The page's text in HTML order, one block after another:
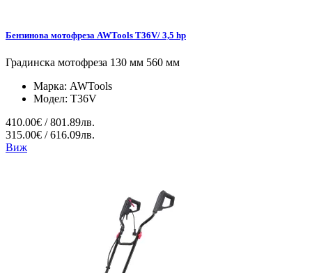
Бензинова мотофреза AWTools T36V/ 3,5 hp
Градинска мотофреза 130 мм 560 мм
Марка: AWTools
Модел: T36V
410.00€ / 801.89лв.
315.00€ / 616.09лв.
Виж